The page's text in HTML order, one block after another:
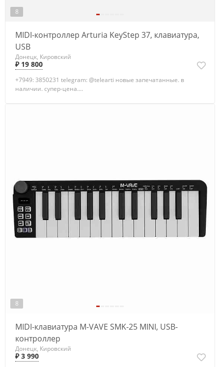
8
MIDI-контроллер Arturia KeyStep 37, клавиатура,
USB
Донецк, Кировский
₽ 19 800
+7949: 3850231 telegram: @telearti новые запечатанные. в
наличии. супер-цена....
8
MIDI-клавиатура M-VAVE SMK-25 MINI, USB-
контроллер
Донецк, Кировский
₽ 3 990